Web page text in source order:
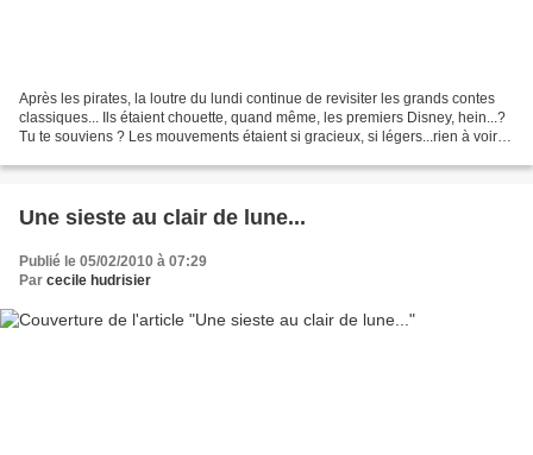
Après les pirates, la loutre du lundi continue de revisiter les grands contes
classiques... Ils étaient chouette, quand même, les premiers Disney, hein...?
Tu te souviens ? Les mouvements étaient si gracieux, si légers...rien à voir
Une sieste au clair de lune...
Publié le 05/02/2010 à 07:29
Par cecile hudrisier